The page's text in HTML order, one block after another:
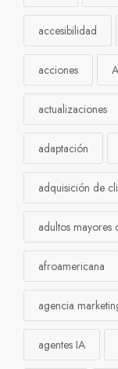
accesibilidad
acciones
actualizaciones
adaptación
adquisición de
adultos mayores
afroamericana
agencia
agentes IA